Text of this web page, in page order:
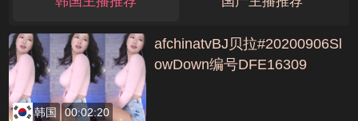
韩国 00:02:20
afchinatvBJ贝拉#20200906Sl
owDown编号DFE16309